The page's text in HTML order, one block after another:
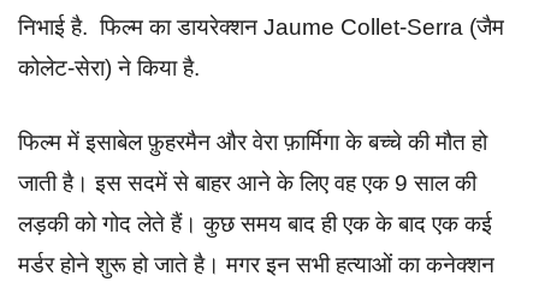
निभाई है. फिल्म का डायरेक्शन Jaume Collet-Serra (जैम
कोलेट-सेरा) ने किया है.
फिल्म में इसाबेल फ़ुहरमैन और वेरा फ़ार्मिगा के बच्चे की मौत हो
जाती है। इस सदमें से बाहर आने के लिए वह एक 9 साल की
लड़की को गोद लेते हैं। कुछ समय बाद ही एक के बाद एक कई
मर्डर होने शुरू हो जाते है। मगर इन सभी हत्याओं का कनेक्शन